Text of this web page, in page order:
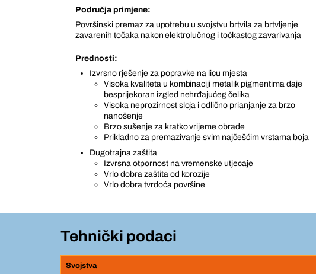
Područja primjene:
Površinski premaz za upotrebu u svojstvu brtvila za brtvljenje
zavarenih točaka nakon elektrolučnog i točkastog zavarivanja
Prednosti:
Izvrsno rješenje za popravke na licu mjesta
Visoka kvaliteta u kombinaciji metalik pigmentima daje
besprijekoran izgled nehrđajućeg čelika
Visoka neprozirnost sloja i odlično prianjanje za brzo
nanošenje
Brzo sušenje za kratko vrijeme obrade
Prikladno za premazivanje svim najčešćim vrstama boja
Dugotrajna zaštita
Izvrsna otpornost na vremenske utjecaje
Vrlo dobra zaštita od korozije
Vrlo dobra tvrdoća površine
Tehnički podaci
Svojstva